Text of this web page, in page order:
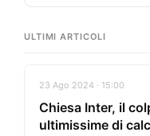
ULTIMI ARTICOLI
23 Ago 2024 · 15:00
Chiesa Inter, il
ultimissime di